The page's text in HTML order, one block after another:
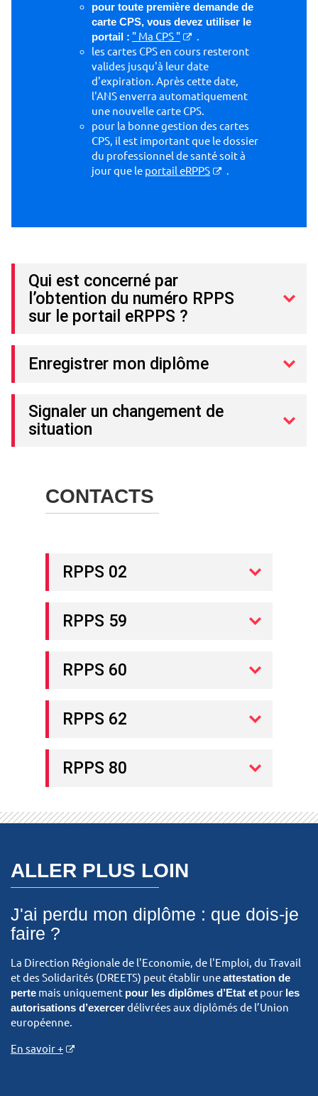
pour toute première demande de
carte CPS, vous devez utiliser le
portail : " Ma CPS "
.
les cartes CPS en cours resteront
valides jusqu'à leur date
d'expiration. Après cette date,
l'ANS enverra automatiquement
une nouvelle carte CPS.
pour la bonne gestion des cartes
CPS, il est important que le dossier
du professionnel de santé soit à
jour que le portail eRPPS .
Qui est concerné par
l’obtention du numéro RPPS
sur le portail eRPPS ?
Enregistrer mon diplôme
Signaler un changement de
situation
CONTACTS
RPPS 02
RPPS 59
RPPS 60
RPPS 62
RPPS 80
ALLER PLUS LOIN
J'ai perdu mon diplôme : que dois-je
faire ?
La Direction Régionale de l'Economie, de l'Emploi, du Travail
et des Solidarités (DREETS) peut établir uneattestation de
perte mais uniquement pour les diplômes d’Etat et pour les
autorisations d’exercerdélivrées aux diplômés de l’Union
européenne.
En savoir +